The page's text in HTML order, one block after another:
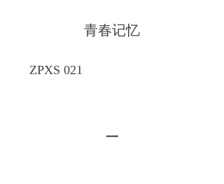
青春记忆
ZPXS 021
一